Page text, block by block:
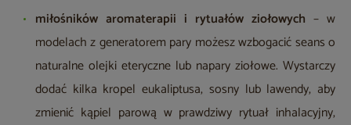
miłośników aromaterapii i rytuałów ziołowych – w
modelach z generatorem pary możesz wzbogacić seans o
naturalne olejki eteryczne lub napary ziołowe. Wystarczy
dodać kilka kropel eukaliptusa, sosny lub lawendy, aby
zmienić kąpiel parową w prawdziwy rytuał inhalacyjny,